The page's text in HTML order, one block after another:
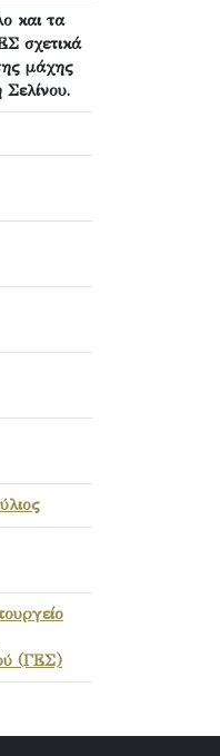
και τα
σχετικά
μάχης
(ΓΕΣ)